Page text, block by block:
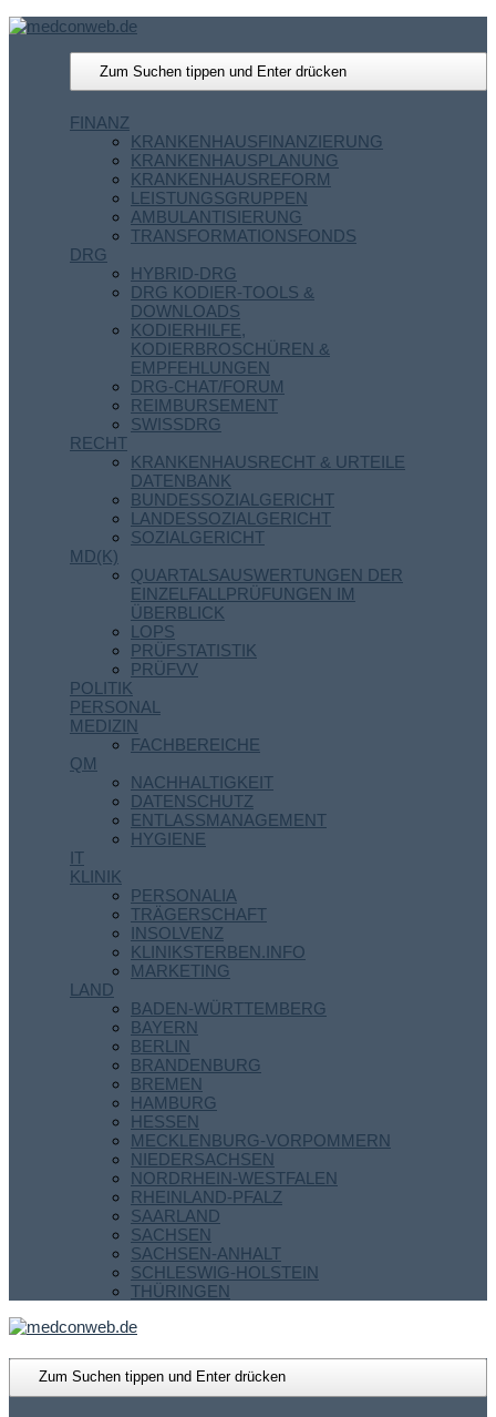
FINANZ
KRANKENHAUSFINANZIERUNG
KRANKENHAUSPLANUNG
KRANKENHAUSREFORM
LEISTUNGSGRUPPEN
AMBULANTISIERUNG
TRANSFORMATIONSFONDS
DRG
HYBRID-DRG
DRG KODIER-TOOLS &
DOWNLOADS
KODIERHILFE,
KODIERBROSCHÜREN &
EMPFEHLUNGEN
DRG-CHAT/FORUM
REIMBURSEMENT
SWISSDRG
RECHT
KRANKENHAUSRECHT & URTEILE
DATENBANK
BUNDESSOZIALGERICHT
LANDESSOZIALGERICHT
SOZIALGERICHT
MD(K)
QUARTALSAUSWERTUNGEN DER
EINZELFALLPRÜFUNGEN IM
ÜBERBLICK
LOPS
PRÜFSTATISTIK
PRÜFVV
POLITIK
PERSONAL
MEDIZIN
FACHBEREICHE
QM
NACHHALTIGKEIT
DATENSCHUTZ
ENTLASSMANAGEMENT
HYGIENE
IT
KLINIK
PERSONALIA
TRÄGERSCHAFT
INSOLVENZ
KLINIKSTERBEN.INFO
MARKETING
LAND
BADEN-WÜRTTEMBERG
BAYERN
BERLIN
BRANDENBURG
BREMEN
HAMBURG
HESSEN
MECKLENBURG-VORPOMMERN
NIEDERSACHSEN
NORDRHEIN-WESTFALEN
RHEINLAND-PFALZ
SAARLAND
SACHSEN
SACHSEN-ANHALT
SCHLESWIG-HOLSTEIN
THÜRINGEN